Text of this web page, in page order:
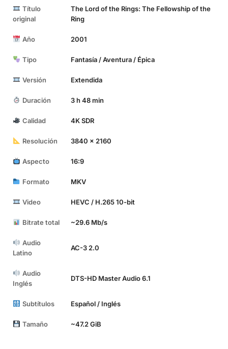
Título
original
The Lord of the Rings: The Fellowship of the
Ring
Año 2001
Tipo Fantasía / Aventura / Épica
Versión Extendida
Duración 3 h 48 min
Calidad 4K SDR
Resolución 3840 x 2160
Aspecto 16:9
Formato MKV
Video HEVC / H.265 10-bit
Bitrate total ~29.6 Mb/s
Audio
Latino
AC-3 2.0
Audio
Inglés
DTS-HD Master Audio 6.1
Subtítulos Español / Inglés
Tamaño ~47.2 GiB